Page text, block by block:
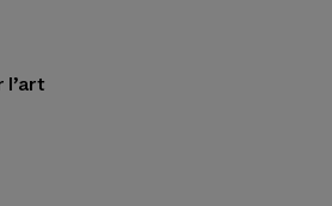
l’art